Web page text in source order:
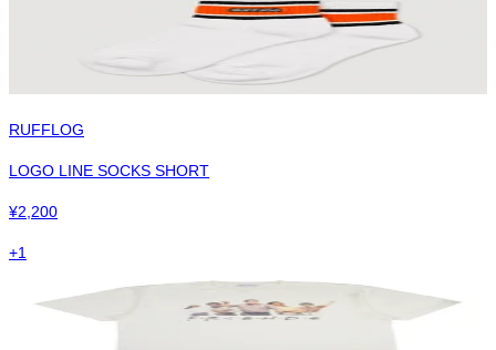
RUFFLOG
LOGO LINE SOCKS SHORT
¥2,200
+1